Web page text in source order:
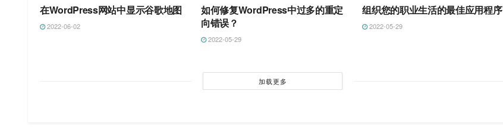
在WordPress网站中显示谷歌地图
2022-06-02
如何修复WordPress中过多的重定
向错误？
2022-05-29
组织您的职业生活的最佳应用程序
2022-05-29
加载更多